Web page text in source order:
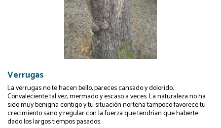
Verrugas
La verrugas no te hacen bello, pareces cansado y dolorido,
Convaleciente tal vez, mermado y escaso a veces. La naturaleza no ha
sido muy benigna contigo y tu situación norteña tampoco favorece tu
crecimiento sano y regular con la fuerza que tendrían que haberte
dado los largos tiempos pasados.